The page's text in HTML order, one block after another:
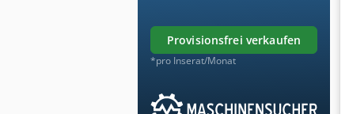
provisionsfrei verkaufen
*pro Inserat/Monat